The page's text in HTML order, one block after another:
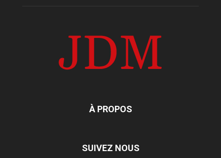
À PROPOS
SUIVEZ NOUS